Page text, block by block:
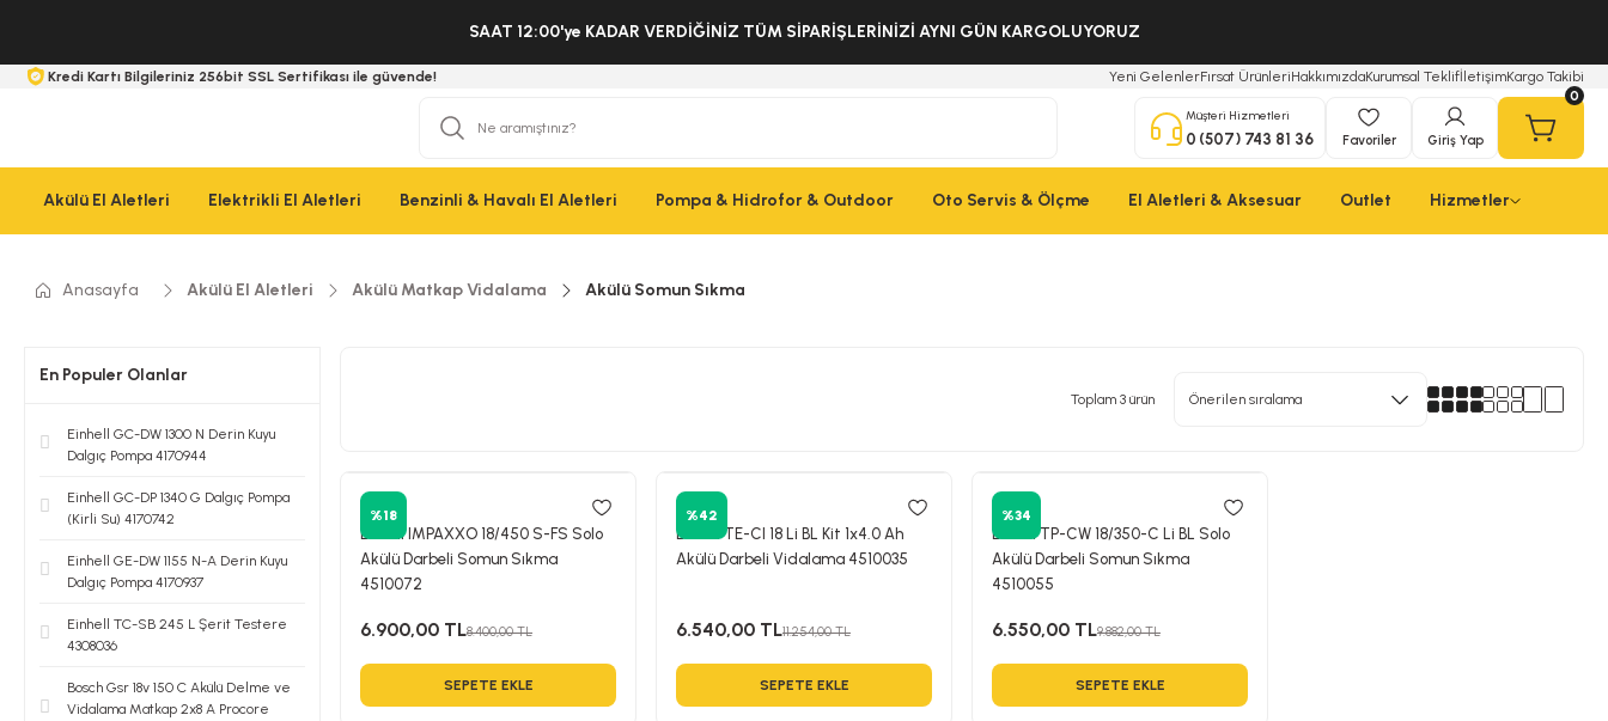
SAAT 12:00'ye KADAR VERDİĞİNİZ TÜM SİPARİŞLERİNİZİ AYNI GÜN KARGOLUYORUZ
Kredi Kartı Bilgileriniz 256bit SSL Sertifikası ile güvende! Yeni GelenlerFırsat ÜrünleriHakkımızdaKurumsal TeklifİletişimKargo Takibi
Müşteri Hizmetleri
0 (507) 743 81 36 Favoriler Giriş Yap
0
Akülü El Aletleri Elektrikli El Aletleri Benzinli & Havalı El Aletleri Pompa & Hidrofor & Outdoor Oto Servis & Ölçme El Aletleri & Aksesuar Outlet Hizmetler
Anasayfa Akülü El Aletleri Akülü Matkap Vidalama Akülü Somun Sıkma
En Populer Olanlar
Einhell GC-DW 1300 N Derin Kuyu
Dalgıç Pompa 4170944
Einhell GC-DP 1340 G Dalgıç Pompa
(Kirli Su) 4170742
Einhell GE-DW 1155 N-A Derin Kuyu
Dalgıç Pompa 4170937
Einhell TC-SB 245 L Şerit Testere
4308036
Bosch Gsr 18v 150 C Akülü Delme ve
Vidalama Matkap 2x8 A Procore
Toplam 3 ürün
%18
Einhell
Einhell IMPAXXO 18/450 S-FS Solo
Akülü Darbeli Somun Sıkma
4510072
6.900,00 TL8.400,00 TL
SEPETE EKLE
%42
Einhell
Einhell TE-CI 18 Li BL Kit 1x4.0 Ah
Akülü Darbeli Vidalama 4510035
6.540,00 TL11.254,00 TL
SEPETE EKLE
%34
Einhell
Einhell TP-CW 18/350-C Li BL Solo
Akülü Darbeli Somun Sıkma
4510055
6.550,00 TL9.882,00 TL
SEPETE EKLE